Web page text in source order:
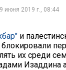
июня 2019 г., 08:44
и
их среди
Изаддина